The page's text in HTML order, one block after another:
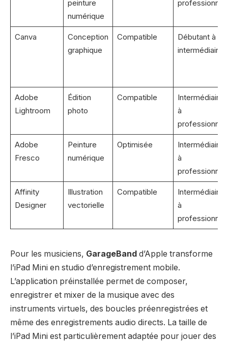
peinture
numérique
professionnel
Canva
Conception
graphique
Compatible
Débutant à
intermédiaire
Adobe
Lightroom
Édition
photo
Compatible
Intermédiaire
à
professionnel
Adobe
Fresco
Peinture
numérique
Optimisée
Intermédiaire
à
professionnel
Affinity
Designer
Illustration
vectorielle
Compatible
Intermédiaire
à
professionnel
Pour les musiciens, GarageBand d’Apple transforme
l’iPad Mini en studio d’enregistrement mobile.
L’application préinstallée permet de composer,
enregistrer et mixer de la musique avec des
instruments virtuels, des boucles préenregistrées et
même des enregistrements audio directs. La taille de
l’iPad Mini est particulièrement adaptée pour jouer des